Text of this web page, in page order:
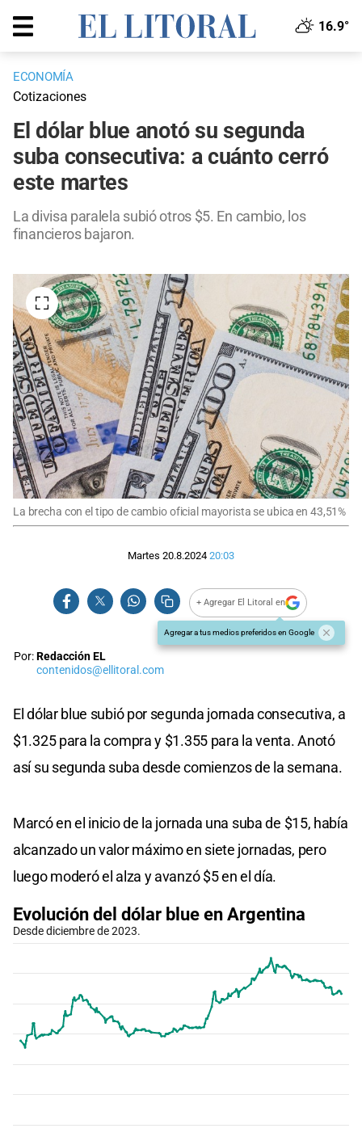
16.9°
ECONOMÍA
Cotizaciones
El dólar blue anotó su segunda
suba consecutiva: a cuánto cerró
este martes
La divisa paralela subió otros $5. En cambio, los
financieros bajaron.
La brecha con el tipo de cambio oficial mayorista se ubica en 43,51%
Martes 20.8.2024 20:03
+ Agregar El Litoral en
Agregar a tus medios preferidos en Google
Por:Redacción EL
contenidos@ellitoral.com
El dólar blue subió por segunda jornada consecutiva, a
$1.325 para la compra y $1.355 para la venta. Anotó
así su segunda suba desde comienzos de la semana.
Marcó en el inicio de la jornada una suba de $15, había
alcanzado un valor máximo en siete jornadas, pero
luego moderó el alza y avanzó $5 en el día.